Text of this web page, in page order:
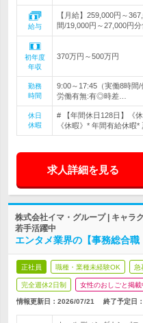
給与
【月給】259,000円～
間/19,000円～27,000円
初年度
年収
370万円～500万円
勤務
時間
9:00～17:45（実働8時
労働有無:有◎時差…
休日
休暇
# 【年間休日128日】《
《休暇》* 年間有給休暇*
求人詳細を見る
株式会社イマ・グループ | キャ
若手活躍中
エンタメ業界の【事務総合
正社員 職種・業種未経験OK 急
完全週休2日制 女性のおしごと掲載
情報更新日：2026/07/21 終了予定日：